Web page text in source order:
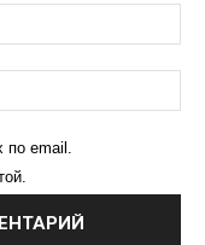
по email.